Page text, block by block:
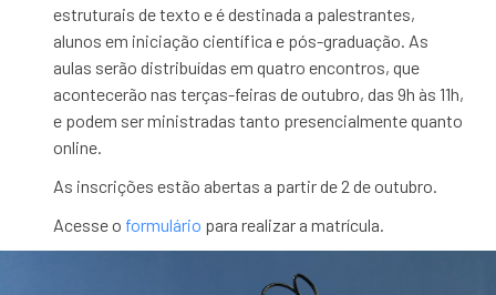
estruturais de texto e é destinada a palestrantes,
alunos em iniciação científica e pós-graduação. As
aulas serão distribuídas em quatro encontros, que
acontecerão nas terças-feiras de outubro, das 9h às 11h,
e podem ser ministradas tanto presencialmente quanto
online.
As inscrições estão abertas a partir de 2 de outubro.
Acesse o formulário para realizar a matrícula.